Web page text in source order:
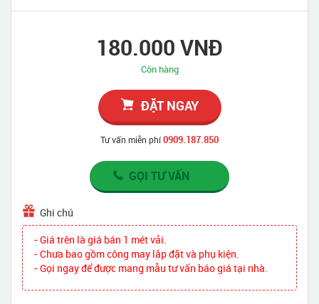
180.000 VNĐ
Còn hàng
ĐẶT NGAY
Tư vấn miễn phí0909.187.850
GỌI TƯ VẤN
Ghi chú
- Giá trên là giá bán 1 mét vải.
- Chưa bao gồm công may lắp đặt và phụ kiện.
- Gọi ngay để được mang mẫu tư vấn báo giá tại nhà.